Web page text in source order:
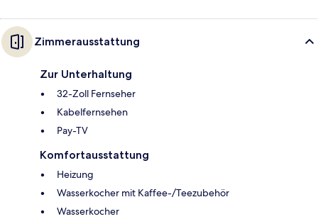
Zimmerausstattung
Zur Unterhaltung
32-Zoll Fernseher
Kabelfernsehen
Pay-TV
Komfortausstattung
Heizung
Wasserkocher mit Kaffee-/Teezubehör
Wasserkocher